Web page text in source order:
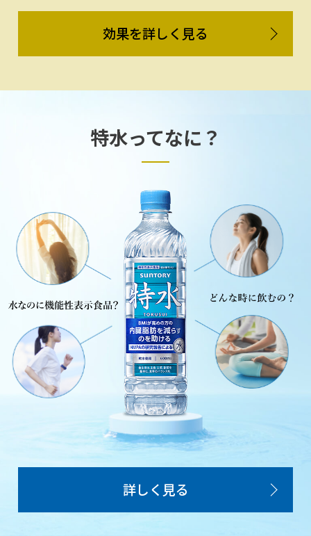
効果を詳しく見る
特水ってなに？
詳しく見る